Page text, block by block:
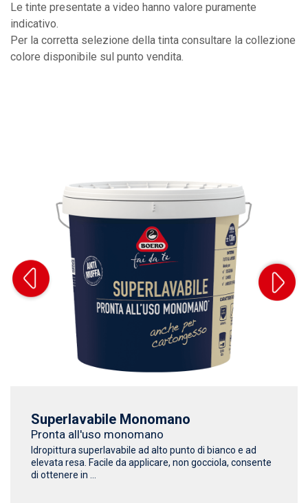
Le tinte presentate a video hanno valore puramente
indicativo.
Per la corretta selezione della tinta consultare la collezione
colore disponibile sul punto vendita.
Superlavabile Monomano
Pronta all'uso monomano
Idropittura superlavabile ad alto punto di bianco e ad
elevata resa. Facile da applicare, non gocciola, consente
di ottenere in ...